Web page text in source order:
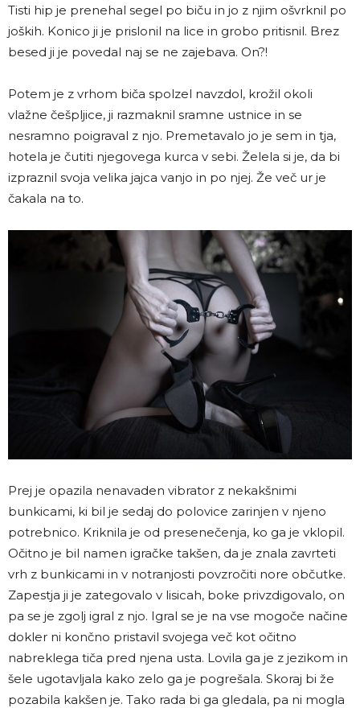
Tisti hip je prenehal segel po biču in jo z njim ošvrknil po
joških. Konico ji je prislonil na lice in grobo pritisnil. Brez
besed ji je povedal naj se ne zajebava. On?!
Potem je z vrhom biča spolzel navzdol, krožil okoli
vlažne češpljice, ji razmaknil sramne ustnice in se
nesramno poigraval z njo. Premetavalo jo je sem in tja,
hotela je čutiti njegovega kurca v sebi. Želela si je, da bi
izpraznil svoja velika jajca vanjo in po njej. Že več ur je
čakala na to.
Prej je opazila nenavaden vibrator z nekakšnimi
bunkicami, ki bil je sedaj do polovice zarinjen v njeno
potrebnico. Kriknila je od presenečenja, ko ga je vklopil.
Očitno je bil namen igračke takšen, da je znala zavrteti
vrh z bunkicami in v notranjosti povzročiti nore občutke.
Zapestja ji je zategovalo v lisicah, boke privzdigovalo, on
pa se je zgolj igral z njo. Igral se je na vse mogoče načine
dokler ni končno pristavil svojega več kot očitno
nabreklega tiča pred njena usta. Lovila ga je z jezikom in
šele ugotavljala kako zelo ga je pogrešala. Skoraj bi že
pozabila kakšen je. Tako rada bi ga gledala, pa ni mogla